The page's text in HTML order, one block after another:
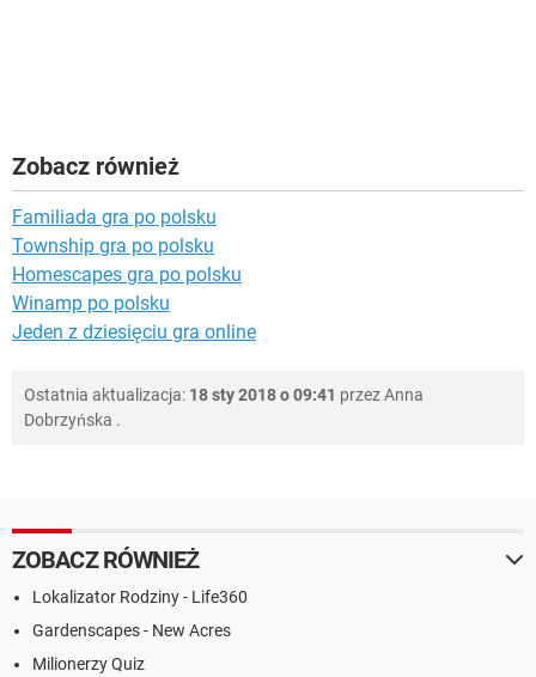
Zobacz również
Familiada gra po polsku
Township gra po polsku
Homescapes gra po polsku
Winamp po polsku
Jeden z dziesięciu gra online
Ostatnia aktualizacja: 18 sty 2018 o 09:41 przezAnna
Dobrzyńska .
ZOBACZ RÓWNIEŻ
Lokalizator Rodziny - Life360
Gardenscapes - New Acres
Milionerzy Quiz